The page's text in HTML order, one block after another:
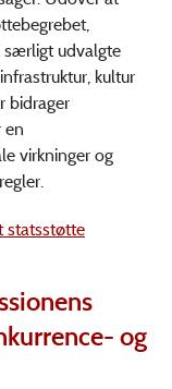
særligt udvalgte
kultur
bidrager
en
virkninger og
statsstøtte
og